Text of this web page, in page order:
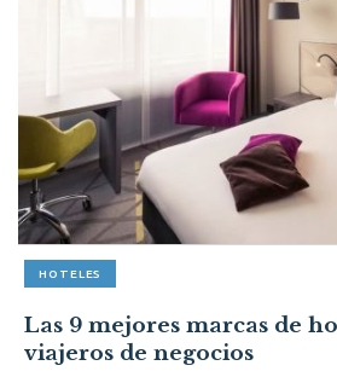
HOTELES
Las 9 mejores marcas de
viajeros de negocios